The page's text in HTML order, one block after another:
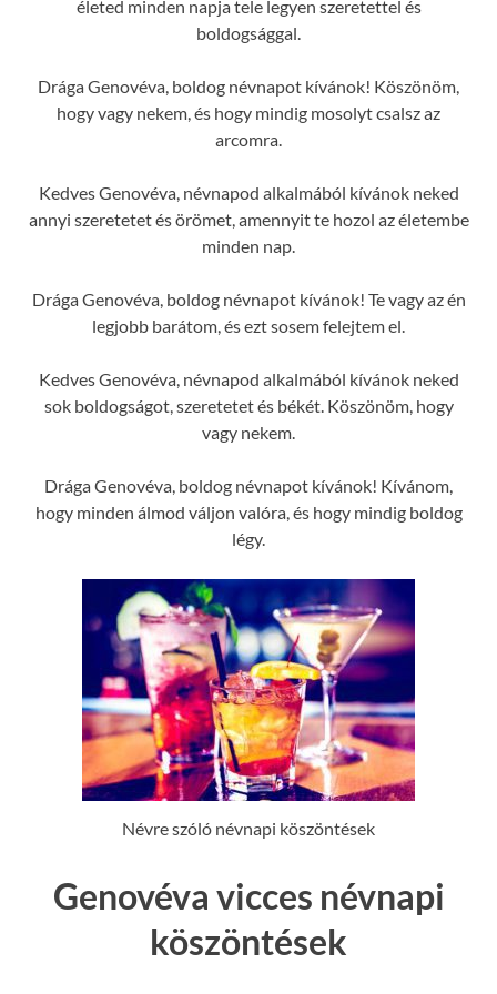
életed minden napja tele legyen szeretettel és
boldogsággal.
Drága Genovéva, boldog névnapot kívánok! Köszönöm,
hogy vagy nekem, és hogy mindig mosolyt csalsz az
arcomra.
Kedves Genovéva, névnapod alkalmából kívánok neked
annyi szeretetet és örömet, amennyit te hozol az életembe
minden nap.
Drága Genovéva, boldog névnapot kívánok! Te vagy az én
legjobb barátom, és ezt sosem felejtem el.
Kedves Genovéva, névnapod alkalmából kívánok neked
sok boldogságot, szeretetet és békét. Köszönöm, hogy
vagy nekem.
Drága Genovéva, boldog névnapot kívánok! Kívánom,
hogy minden álmod váljon valóra, és hogy mindig boldog
légy.
Névre szóló névnapi köszöntések
Genovéva vicces névnapi
köszöntések